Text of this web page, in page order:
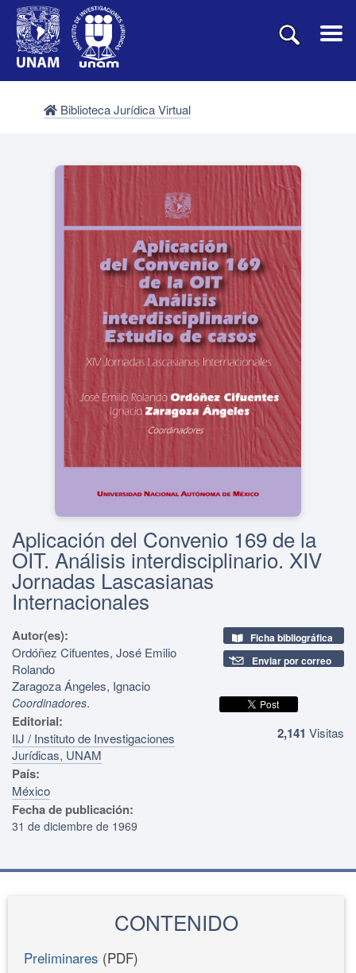
Biblioteca Jurídica Virtual
Aplicación del Convenio 169 de la
OIT. Análisis interdisciplinario. XIV
Jornadas Lascasianas
Internacionales
Autor(es):
Ordóñez Cifuentes, José Emilio
Rolando
Zaragoza Ángeles, Ignacio
Coordinadores.
Editorial:
IIJ / Instituto de Investigaciones
Jurídicas, UNAM
País:
México
Fecha de publicación:
31 de diciembre de 1969
Ficha bibliográfica
Enviar por correo
2,141 Visitas
CONTENIDO
Preliminares (PDF)